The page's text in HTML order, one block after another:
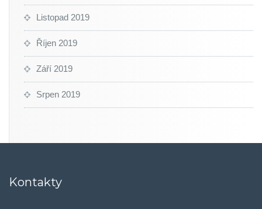
Listopad 2019
Říjen 2019
Září 2019
Srpen 2019
Kontakty